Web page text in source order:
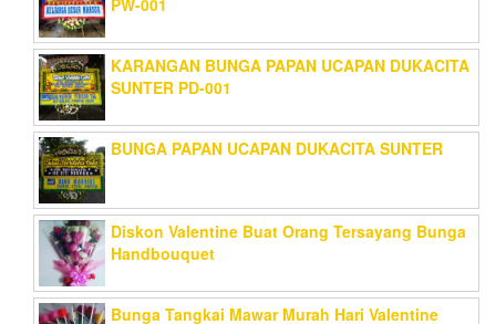
KARANGAN BUNGA PAPAN UCAPAN DUKACITA
SUNTER PD-001
BUNGA PAPAN UCAPAN DUKACITA SUNTER
Diskon Valentine Buat Orang Tersayang Bunga
Handbouquet
Bunga Tangkai Mawar Murah Hari Valentine